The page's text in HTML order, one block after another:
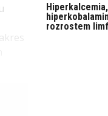
rozrostem